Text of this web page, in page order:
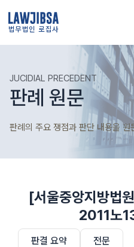
법무법인 로집사
JUCIDIAL PRECEDENT
판례 원문
판례의 주요 쟁점과 판단 내용을
[서울중앙지방법
2011노
판결 요약 전문